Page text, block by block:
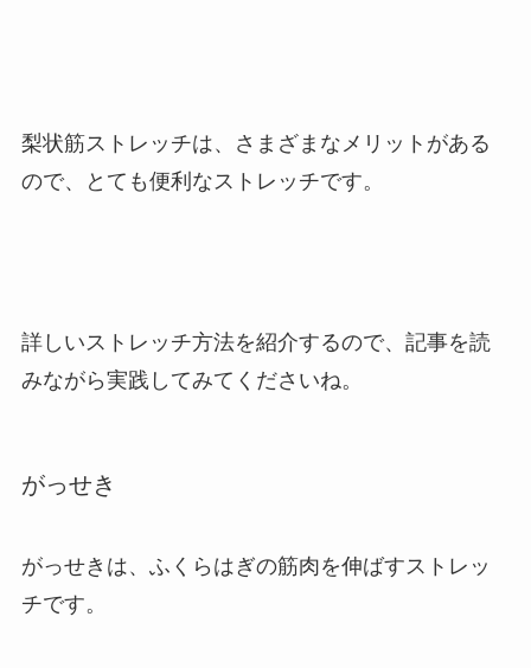
梨状筋ストレッチは、さ まざまなメリットがある
ので、とても便利なストレッチです。
詳しいストレッチ方法を紹介するので、記事を読
みながら実践してみてくださいね。
がっせき
がっせきは、ふくらはぎの筋肉を伸ばすストレッ
チです。